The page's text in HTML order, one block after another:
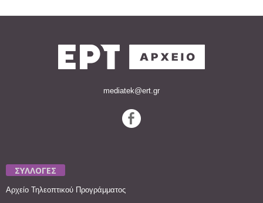
mediatek@ert.gr
ΣΥΛΛΟΓΕΣ
Αρχείο Τηλεοπτικού Προγράμματος